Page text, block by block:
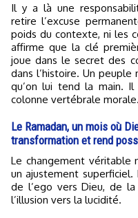
Il y a là une
retire l’excuse
poids du contexte, ni les
affirme que la clé
joue dans le secret des
dans l’histoire. Un
qu’on lui tend la main.
colonne vertébrale morale.
Le Ramadan, un mois où
transformation et rend
Le changement véritable n’est pas cosmétique. Il n’est pas
un ajustement
de l’ego vers Dieu, de
l’illusion vers la lucidité.